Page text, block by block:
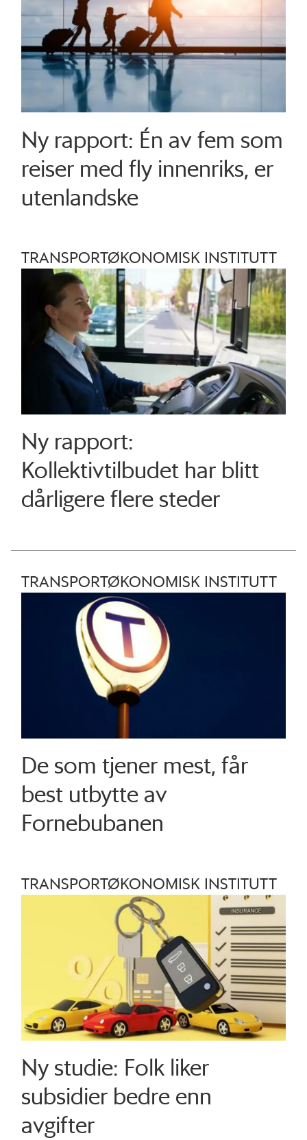
Ny rapport: Én av fem som
reiser med fly innenriks, er
utenlandske
TRANSPORTØKONOMISK INSTITUTT
Ny rapport:
Kollektivtilbudet har blitt
dårligere flere steder
TRANSPORTØKONOMISK INSTITUTT
De som tjener mest, får
best utbytte av
Fornebubanen
TRANSPORTØKONOMISK INSTITUTT
Ny studie: Folk liker
subsidier bedre enn
avgifter